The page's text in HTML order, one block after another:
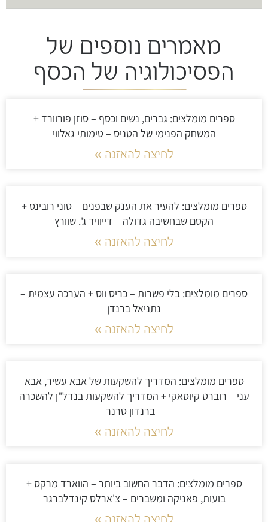
מאמרים נוספים של
הפסיכולוגיה של הכסף
ספרים מומלצים: גברים, נשים וכסף – סוזן פורוורד +
המשחק הפנימי של הטניס – טימותי גאלווי
לחיצה להאזנה »
ספרים מומלצים: להעיר את הענק שבפנים – טוני רובינס +
הקסם שבחשיבה גדולה – דייוויד ג'. שוורץ
לחיצה להאזנה »
ספרים מומלצים: בלי פשרות – כריס ווס + הערכה עצמית –
נתניאל ברנדן
לחיצה להאזנה »
ספרים מומלצים: המדריך להשקעות של אבא עשיר, אבא
עני – רוברט קיוסאקי + המדריך להשקעות בנדל"ן להשכרה
– ברנדון טרנר
לחיצה להאזנה »
ספרים מומלצים: הדבר החשוב ביותר – הווארד מרקס +
בועות, פאניקה ומשברים – צ'ארלס קינדלברגר
לחיצה להאזנה »